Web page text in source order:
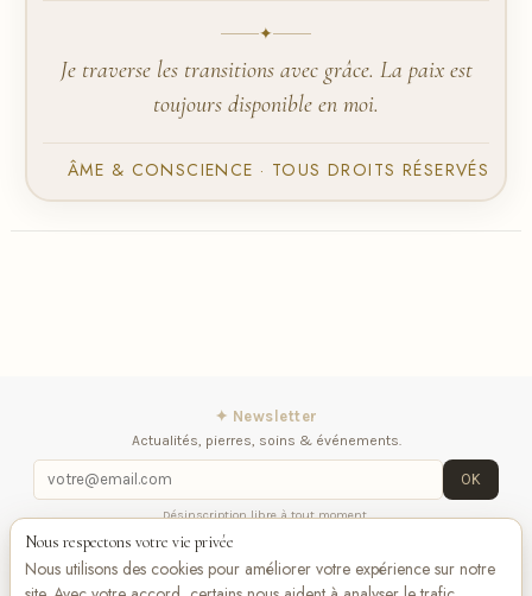
✦
Je traverse les transitions avec grâce. La paix est
toujours disponible en moi.
ÂME & CONSCIENCE · TOUS DROITS RÉSERVÉS
✦ Newsletter
Actualités, pierres, soins & événements.
OK
Désinscription libre à tout moment.
iqitlinksmanager module
nous
Nous respectons votre vie privée
Nous utilisons des cookies pour améliorer votre expérience sur notre